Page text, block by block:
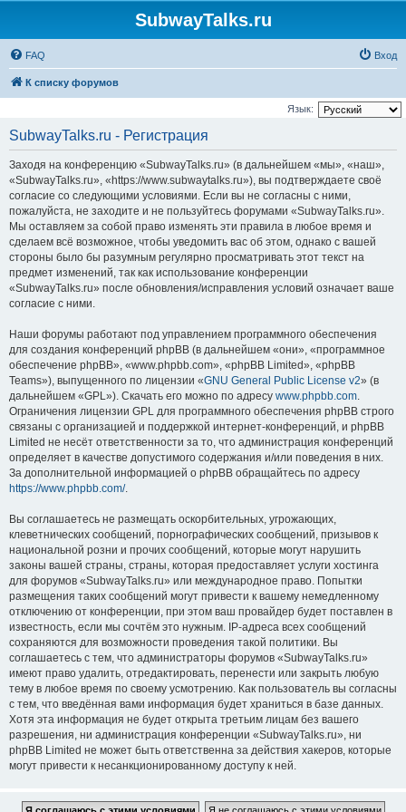
SubwayTalks.ru
FAQ Вход
К списку форумов
Язык:
SubwayTalks.ru - Регистрация
Заходя на конференцию «SubwayTalks.ru» (в дальнейшем «мы», «наш»,
«SubwayTalks.ru», «https://www.subwaytalks.ru»), вы подтверждаете своё
согласие со следующими условиями. Если вы не согласны с ними,
пожалуйста, не заходите и не пользуйтесь форумами «SubwayTalks.ru».
Мы оставляем за собой право изменять эти правила в любое время и
сделаем всё возможное, чтобы уведомить вас об этом, однако с вашей
стороны было бы разумным регулярно просматривать этот текст на
предмет изменений, так как использование конференции
«SubwayTalks.ru» после обновления/исправления условий означает ваше
согласие с ними.
Наши форумы работают под управлением программного обеспечения
для создания конференций phpBB (в дальнейшем «они», «программное
обеспечение phpBB», «www.phpbb.com», «phpBB Limited», «phpBB
Teams»), выпущенного по лицензии «GNU General Public License v2» (в
дальнейшем «GPL»). Скачать его можно по адресу www.phpbb.com.
Ограничения лицензии GPL для программного обеспечения phpBB строго
связаны с организацией и поддержкой интернет-конференций, и phpBB
Limited не несёт ответственности за то, что администрация конференций
определяет в качестве допустимого содержания и/или поведения в них.
За дополнительной информацией о phpBB обращайтесь по адресу
https://www.phpbb.com/.
Вы соглашаетесь не размещать оскорбительных, угрожающих,
клеветнических сообщений, порнографических сообщений, призывов к
национальной розни и прочих сообщений, которые могут нарушить
законы вашей страны, страны, которая предоставляет услуги хостинга
для форумов «SubwayTalks.ru» или международное право. Попытки
размещения таких сообщений могут привести к вашему немедленному
отключению от конференции, при этом ваш провайдер будет поставлен в
известность, если мы сочтём это нужным. IP-адреса всех сообщений
сохраняются для возможности проведения такой политики. Вы
соглашаетесь с тем, что администраторы форумов «SubwayTalks.ru»
имеют право удалить, отредактировать, перенести или закрыть любую
тему в любое время по своему усмотрению. Как пользователь вы согласны
с тем, что введённая вами информация будет храниться в базе данных.
Хотя эта информация не будет открыта третьим лицам без вашего
разрешения, ни администрация конференции «SubwayTalks.ru», ни
phpBB Limited не может быть ответственна за действия хакеров, которые
могут привести к несанкционированному доступу к ней.